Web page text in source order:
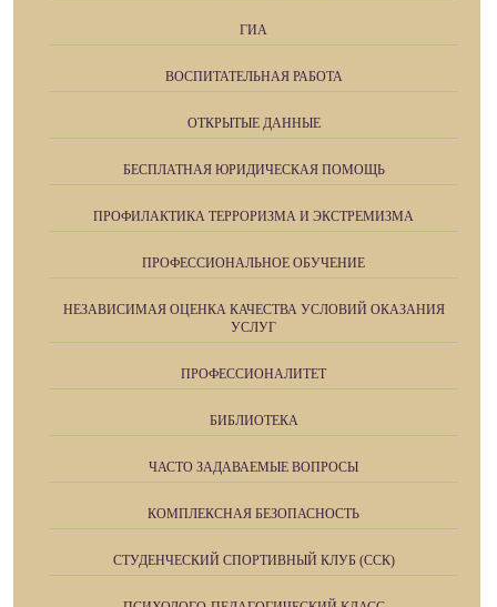
ГИА
ВОСПИТАТЕЛЬНАЯ РАБОТА
ОТКРЫТЫЕ ДАННЫЕ
БЕСПЛАТНАЯ ЮРИДИЧЕСКАЯ ПОМОЩЬ
ПРОФИЛАКТИКА ТЕРРОРИЗМА И ЭКСТРЕМИЗМА
ПРОФЕССИОНАЛЬНОЕ ОБУЧЕНИЕ
НЕЗАВИСИМАЯ ОЦЕНКА КАЧЕСТВА УСЛОВИЙ ОКАЗАНИЯ
УСЛУГ
ПРОФЕССИОНАЛИТЕТ
БИБЛИОТЕКА
ЧАСТО ЗАДАВАЕМЫЕ ВОПРОСЫ
КОМПЛЕКСНАЯ БЕЗОПАСНОСТЬ
СТУДЕНЧЕСКИЙ СПОРТИВНЫЙ КЛУБ (ССК)